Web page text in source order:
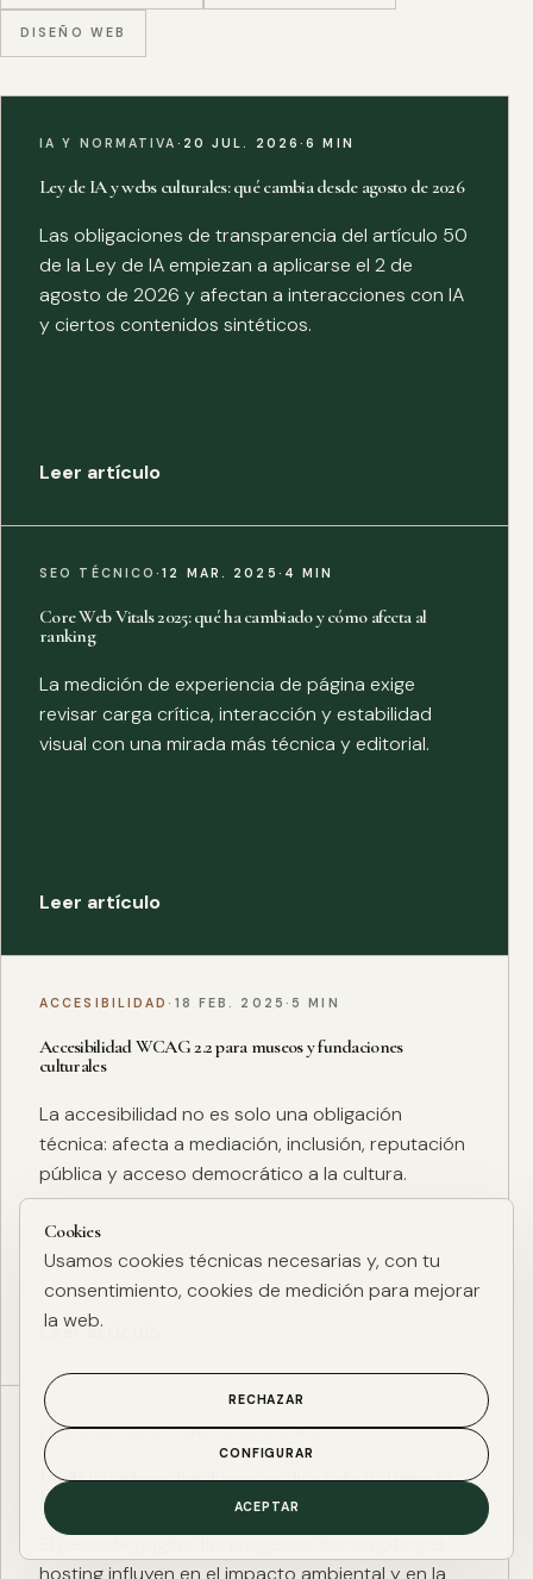
DISEÑO WEB
IA Y NORMATIVA · 20 JUL. 2026·6 MIN
Ley de IA y webs culturales: qué cambia desde agosto de 2026
Las obligaciones de transparencia del artículo 50
de la Ley de IA empiezan a aplicarse el 2 de
agosto de 2026 y afectan a interacciones con IA
y ciertos contenidos sintéticos.
Leer artículo
SEO TÉCNICO·12 MAR. 2025 · 4 MIN
Core Web Vitals 2025: qué ha cambiado y cómo afecta al
ranking
La medición de experiencia de página exige
revisar carga crítica, interacción y estabilidad
visual con una mirada más técnica y editorial.
Leer artículo
ACCESIBILIDAD · 18 FEB. 2025 · 5 MIN
Accesibilidad WCAG 2.2 para museos y fundaciones
culturales
La accesibilidad no es solo una obligación
técnica: afecta a mediación, inclusión, reputación
pública y acceso democrático a la cultura.
Leer artículo
ESG DIGITAL·27 ENE. 2025·4 MIN
Huella de carbono digital: cómo medir y reducir el impacto
ESG de una web
El peso de página, las imágenes, los scripts y el
hosting influyen en el impacto ambiental y en la
Cookies
Usamos cookies técnicas necesarias y, con tu
consentimiento, cookies de medición para mejorar
la web.
RECHAZAR
CONFIGURAR
ACEPTAR